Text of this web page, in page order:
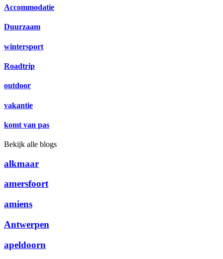
Accommodatie
Duurzaam
wintersport
Roadtrip
outdoor
vakantie
komt van pas
Bekijk alle blogs
alkmaar
amersfoort
amiens
Antwerpen
apeldoorn